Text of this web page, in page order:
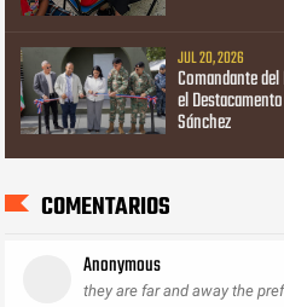
JUL 20, 2026
Comandante
el
Sánchez
COMENTARIOS
Anonymous
they are far and away the